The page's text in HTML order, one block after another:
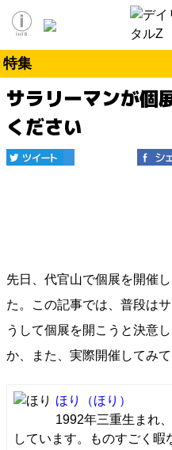
特集
サラリーマンが個
ください
先日、代官山で個展を開催
た。この記事では、普段は
うして個展を開こうと決意
か、また、実際開催してみ
ほり
（ほり）
1992年三重生まれ
しています。ものすごく